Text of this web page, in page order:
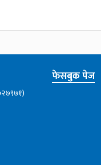
फेसबुक पेज